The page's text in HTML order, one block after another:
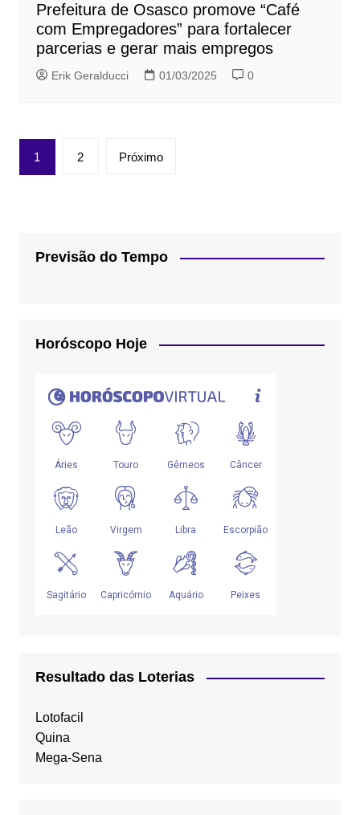
Prefeitura de Osasco promove “Café
com Empregadores” para fortalecer
parcerias e gerar mais empregos
Erik Geralducci 01/03/2025 0
Paginação
de
1 2 Próximo
Previsão do Tempo
Horóscopo Hoje
Resultado das Loterias
Lotofacil
Quina
Mega-Sena